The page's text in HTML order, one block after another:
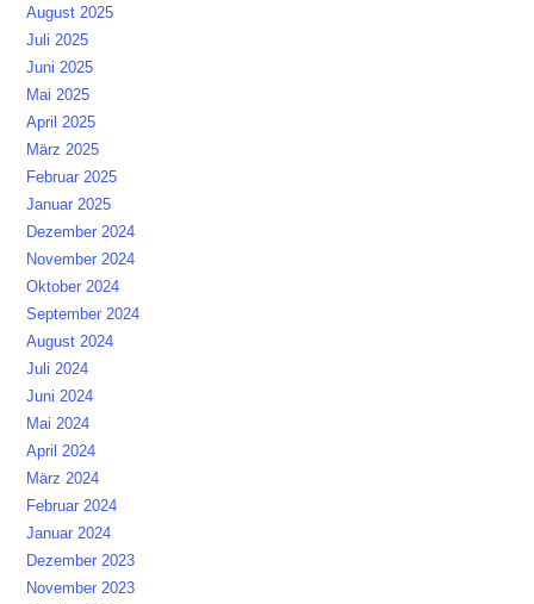
August 2025
Juli 2025
Juni 2025
Mai 2025
April 2025
März 2025
Februar 2025
Januar 2025
Dezember 2024
November 2024
Oktober 2024
September 2024
August 2024
Juli 2024
Juni 2024
Mai 2024
April 2024
März 2024
Februar 2024
Januar 2024
Dezember 2023
November 2023